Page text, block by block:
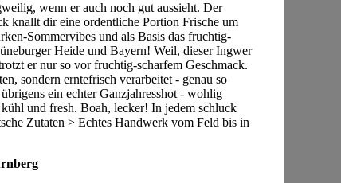
wenn er auch noch gut aussieht. Der
knallt dir eine ordentliche Portion Frische um
Sommervibes und als Basis das fruchtig-
Heide und Bayern! Weil, dieser Ingwer
er nur so vor fruchtig-scharfem Geschmack.
sondern erntefrisch verarbeitet - genau so
ein echter Ganzjahresshot - wohlig
und fresh. Boah, lecker! In jedem schluck
Zutaten > Echtes Handwerk vom Feld bis in